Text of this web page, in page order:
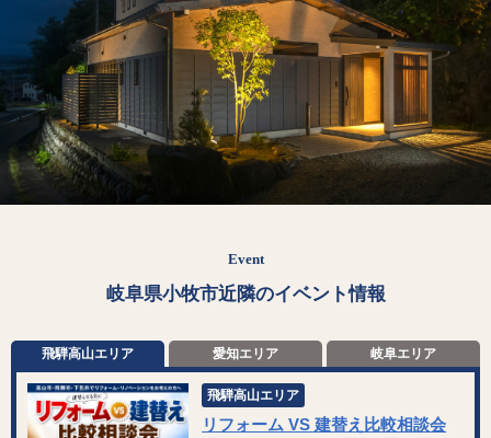
Event
岐阜県小牧市近隣のイベント情報
飛騨高山エリア 愛知エリア 岐阜エリア
飛騨高山エリア
リフォーム VS 建替え比較相談会